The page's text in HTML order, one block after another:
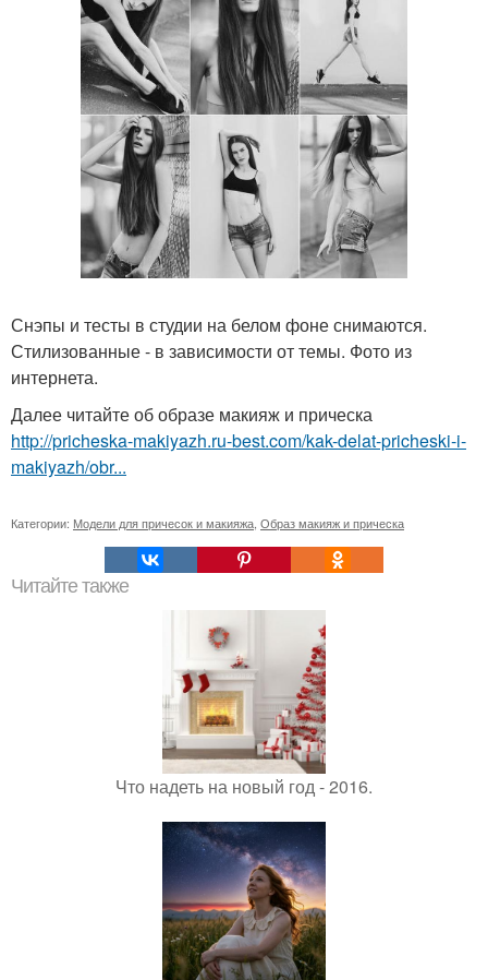
Снэпы и тесты в студии на белом фоне снимаются.
Стилизованные - в зависимости от темы. Фото из
интернета.
Далее читайте об образе макияж и прическа
http://pricheska-makiyazh.ru-best.com/kak-delat-pricheski-i-
makiyazh/obr...
Категории: Модели для причесок и макияжа Образ макияж и прическа
Читайте также
Что надеть на новый год - 2016.